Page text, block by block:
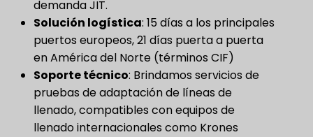
demanda JIT.
Solución logística​: 15 días a los principales
puertos europeos, 21 días puerta a puerta
en América del Norte (términos CIF)
Soporte técnico​: Brindamos servicios de
pruebas de adaptación de líneas de
llenado, compatibles con equipos de
llenado internacionales como Krones